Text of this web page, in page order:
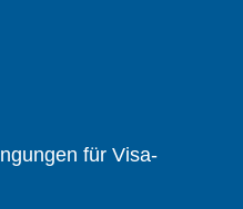
für Visa-